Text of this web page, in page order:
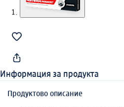
Информация за продукта
Продуктово описание